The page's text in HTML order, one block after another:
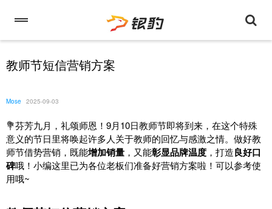
教师节短信营销方案
Mose 2025-09-03
💐芬芳九月，礼颂师恩！9月10日教师节即将到来，在这个特殊
意义的节日里将唤起许多人关于教师的回忆与感激之情。做好教
师节借势营销，既能增加销量 ，又能彰显品牌温度 ，打造良好口
碑哦！小编这里已为各位老板们准备好营销方案啦！可以参考使
用哦~